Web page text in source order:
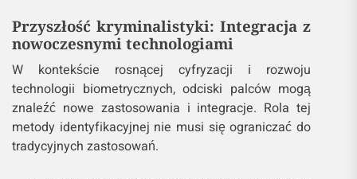
Przyszłość kryminalistyki: Integracja z
nowoczesnymi technologiami
W kontekście rosnącej cyfryzacji i rozwoju
technologii biometrycznych, odciski palców mogą
znaleźć nowe zastosowania i integracje. Rola tej
metody identyfikacyjnej nie musi się ograniczać do
tradycyjnych zastosowań.